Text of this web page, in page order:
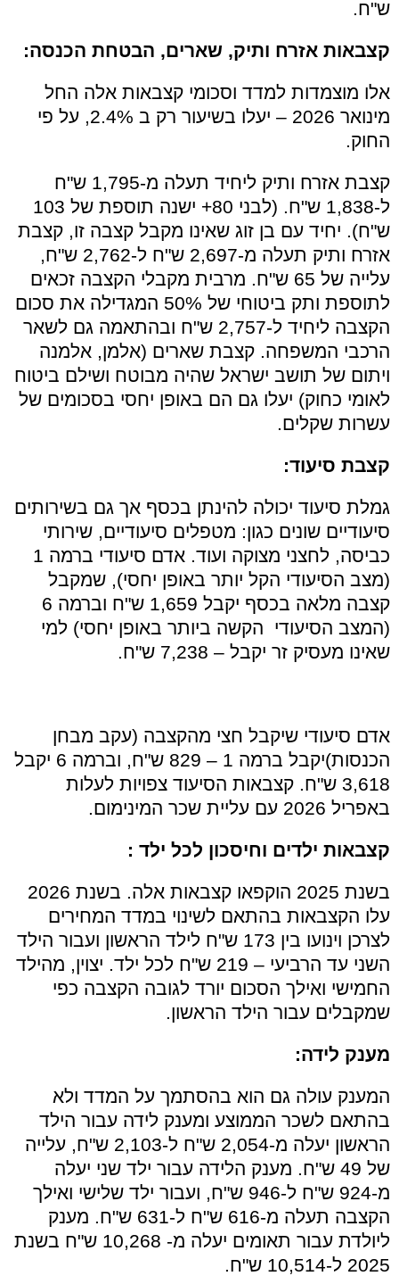
ש"ח.
קצבאות אזרח ותיק, שארים, הבטחת הכנסה:
אלו מוצמדות למדד וסכומי קצבאות אלה החל
מינואר 2026 – יעלו בשיעור רק ב 2.4%, על פי
החוק.
קצבת אזרח ותיק ליחיד תעלה מ-1,795 ש"ח
ל-1,838 ש"ח. (לבני 80+ ישנה תוספת של 103
ש"ח). יחיד עם בן זוג שאינו מקבל קצבה זו, קצבת
אזרח ותיק תעלה מ-2,697 ש"ח ל-2,762 ש"ח,
עלייה של 65 ש"ח. מרבית מקבלי הקצבה זכאים
לתוספת ותק ביטוחי של 50% המגדילה את סכום
הקצבה ליחיד ל-2,757 ש"ח ובהתאמה גם לשאר
הרכבי המשפחה. קצבת שארים (אלמן, אלמנה
ויתום של תושב ישראל שהיה מבוטח ושילם ביטוח
לאומי כחוק) יעלו גם הם באופן יחסי בסכומים של
עשרות שקלים.
קצבת סיעוד:
גמלת סיעוד יכולה להינתן בכסף אך גם בשירותים
סיעודיים שונים כגון: מטפלים סיעודיים, שירותי
כביסה, לחצני מצוקה ועוד. אדם סיעודי ברמה 1
(מצב הסיעודי הקל יותר באופן יחסי), שמקבל
קצבה מלאה בכסף יקבל 1,659 ש"ח וברמה 6
(המצב הסיעודי הקשה ביותר באופן יחסי) למי
שאינו מעסיק זר יקבל – 7,238 ש"ח.
אדם סיעודי שיקבל חצי מהקצבה (עקב מבחן
הכנסות)יקבל ברמה 1 – 829 ש"ח, וברמה 6 יקבל
3,618 ש"ח. קצבאות הסיעוד צפויות לעלות
באפריל 2026 עם עליית שכר המינימום.
קצבאות ילדים וחיסכון לכל ילד :
בשנת 2025 הוקפאו קצבאות אלה. בשנת 2026
עלו הקצבאות בהתאם לשינוי במדד המחירים
לצרכן וינועו בין 173 ש"ח לילד הראשון ועבור הילד
השני עד הרביעי – 219 ש"ח לכל ילד. יצוין, מהילד
החמישי ואילך הסכום יורד לגובה הקצבה כפי
שמקבלים עבור הילד הראשון.
מענק לידה:
המענק עולה גם הוא בהסתמך על המדד ולא
בהתאם לשכר הממוצע ומענק לידה עבור הילד
הראשון יעלה מ-2,054 ש"ח ל-2,103 ש"ח, עלייה
של 49 ש"ח. מענק הלידה עבור ילד שני יעלה
מ-924 ש"ח ל-946 ש"ח, ועבור ילד שלישי ואילך
הקצבה תעלה מ-616 ש"ח ל-631 ש"ח. מענק
ליולדת עבור תאומים יעלה מ- 10,268 ש"ח בשנת
2025 ל-10,514 ש"ח.